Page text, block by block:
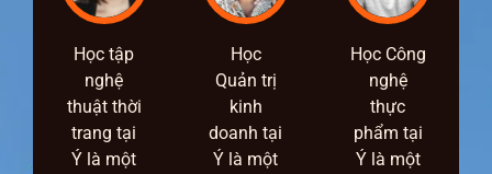
Học tập
nghệ
thuật thời
trang tại
Ý là một
Học
Quản trị
kinh
doanh tại
Ý là một
Học Công
nghệ
thực
phẩm tại
Ý là một